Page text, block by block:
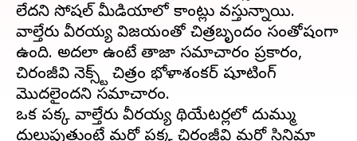
లేదని సోషల్ మీడియాలో కామెంట్లు వస్తున్నాయి.
వాల్తేరు వీరయ్య విజయంతో చిత్రబృందం సంతోషంగా
ఉంది. అదలా ఉంటే తాజా సమాచారం ప్రకారం,
చిరంజీవి నెక్స్ట్ చిత్రం భోళాశంకర్ షూటింగ్
మొదలైందని సమాచారం.
ఒక పక్క వాల్తేరు వీరయ్య థియేటర్లలో దుమ్ము